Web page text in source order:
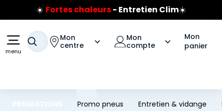
Aller au contenu principal
Aller à la navigation
☀️ Fortes chaleurs- Entretien Clim☀️
Prix coûtant pneus Bridgestone
🔥
Jusqu'à 120€ remboursés
sur les pneus Bridgestone
menu
Votre recherche
Mon
centre
Mon
compte
Mon
panier
Promo pneus Entretien & vidange